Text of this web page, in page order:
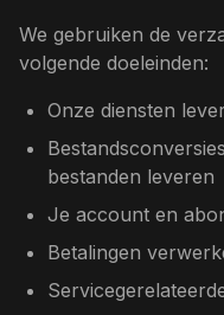
We gebruiken de
volgende doeleinden:
Onze diensten
bestanden leveren
Je account en
Betalingen